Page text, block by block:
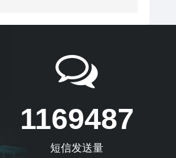
1169487
短信发送量